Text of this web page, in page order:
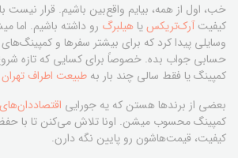
خب، اول از همه، بیایم واقع‌بین باشیم. قرار نیست
کیفیتآرک‌تریکسیاهیلبرگ رو داشته باشیم. اما
وسایلی پیدا کرد که برای بیشتر سفرها و
حسابی جواب بده. خصوصاً برای کسایی که تازه
کمپینگ یا فقط سالی چند بار به طبیعت اطراف تهران
بعضی از برندها هستن که یه جورایی اقتصاددان‌های
کمپینگ محسوب میشن. اونا تلاش می‌کنن تا با
کیفیت، قیمت‌هاشون رو پایین نگه دارن.